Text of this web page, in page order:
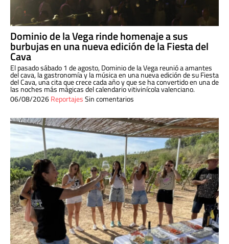
Dominio de la Vega rinde homenaje a sus
burbujas en una nueva edición de la Fiesta del
Cava
El pasado sábado 1 de agosto, Dominio de la Vega reunió a amantes
del cava, la gastronomía y la música en una nueva edición de su Fiesta
del Cava, una cita que crece cada año y que se ha convertido en una de
las noches más mágicas del calendario vitivinícola valenciano.
06/08/2026ReportajesSin comentarios